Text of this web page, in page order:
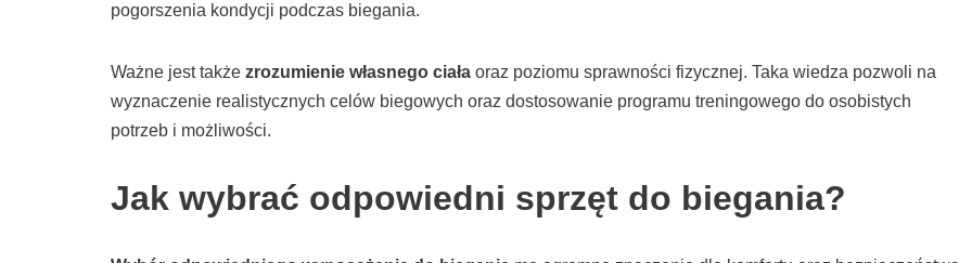
pogorszenia kondycji podczas biegania.
Ważne jest także zrozumienie własnego ciała oraz poziomu sprawności fizycznej. Taka wiedza pozwoli na
wyznaczenie realistycznych celów biegowych oraz dostosowanie programu treningowego do osobistych
potrzeb i możliwości.
Jak wybrać odpowiedni sprzęt do biegania?